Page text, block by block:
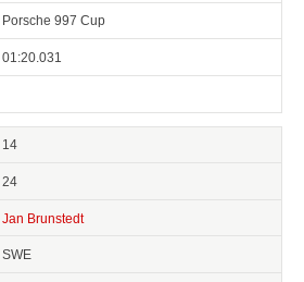
Porsche 997 Cup
01:20.031
14
24
Jan Brunstedt
SWE